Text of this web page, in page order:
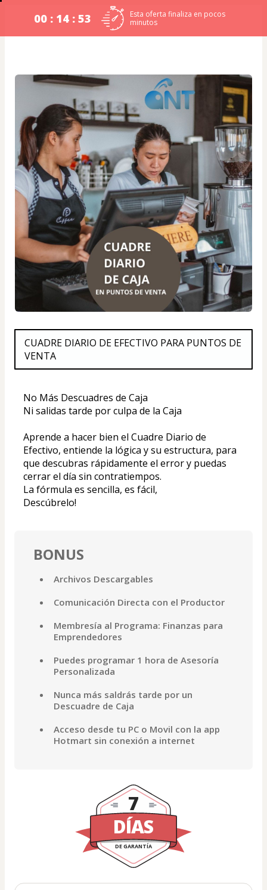
00 : 14 : 53
Esta oferta finaliza en pocos
minutos
CUADRE DIARIO DE EFECTIVO PARA PUNTOS DE
VENTA
No Más Descuadres de Caja
Ni salidas tarde por culpa de la Caja
Aprende a hacer bien el Cuadre Diario de
Efectivo, entiende la lógica y su estructura, para
que descubras rápidamente el error y puedas
cerrar el día sin contratiempos.
La fórmula es sencilla, es fácil,
Descúbrelo!
BONUS
Archivos Descargables
Comunicación Directa con el Productor
Membresía al Programa: Finanzas para
Emprendedores
Puedes programar 1 hora de Asesoría
Personalizada
Nunca más saldrás tarde por un
Descuadre de Caja
Acceso desde tu PC o Movil con la app
Hotmart sin conexión a internet
DÍAS
DE GARANTÍA
7